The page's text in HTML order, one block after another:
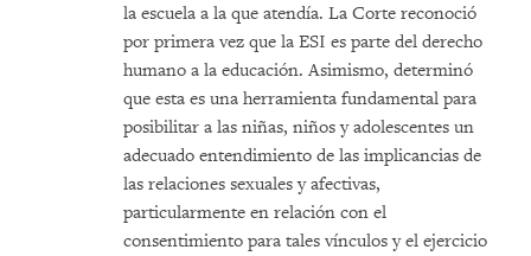
la escuela a la que atendía. La Corte reconoció
por primera vez que la ESI es parte del derecho
humano a la educación. Asimismo, determinó
que esta es una herramienta fundamental para
posibilitar a las niñas, niños y adolescentes un
adecuado entendimiento de las implicancias de
las relaciones sexuales y afectivas,
particularmente en relación con el
consentimiento para tales vínculos y el ejercicio